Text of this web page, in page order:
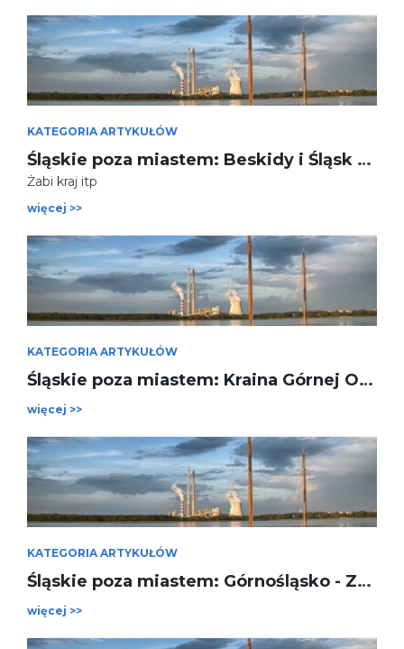
KATEGORIA ARTYKUŁÓW
Śląskie poza miastem: Beskidy i Śląsk Cieszyński
Żabi kraj itp
więcej >>
KATEGORIA ARTYKUŁÓW
Śląskie poza miastem: Kraina Górnej Odry
więcej >>
KATEGORIA ARTYKUŁÓW
Śląskie poza miastem: Górnośląsko - Zagłębiowska Metropolia
więcej >>